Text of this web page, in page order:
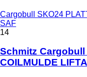
Cargobull SKO24
SAF
14
Schmitz Cargobull
COILMULDE